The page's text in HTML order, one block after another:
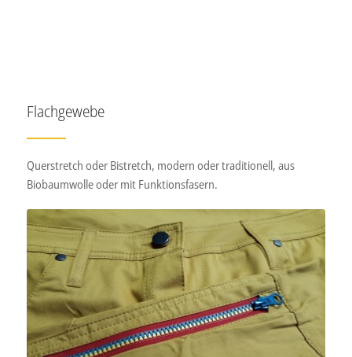
Flachgewebe
Querstretch oder Bistretch, modern oder traditionell, aus
Biobaumwolle oder mit Funktionsfasern.